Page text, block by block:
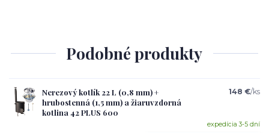
Podobné produkty
Nerezový kotlík 22 L (0,8 mm) +
hrubostenná (1,5 mm) a žiaruvzdorná
kotlina 42 PLUS 600
148 €/ks
expedícia 3-5 dní